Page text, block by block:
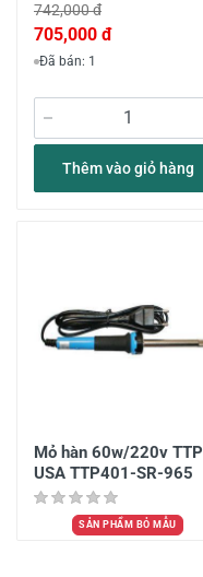
742,000 đ
705,000 đ
Đã bán: 1
Thêm vào giỏ hàng
Mỏ hàn 60w/220v TTP
USA TTP401-SR-965
SẢN PHẨM BỎ MẪU